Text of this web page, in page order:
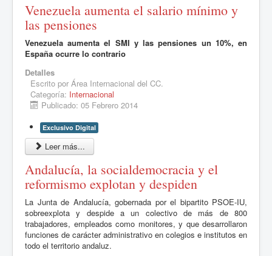
Venezuela aumenta el salario mínimo y
las pensiones
Venezuela aumenta el SMI y las pensiones un 10%, en
España ocurre lo contrario
Detalles
Escrito por Área Internacional del CC.
Categoría: Internacional
Publicado: 05 Febrero 2014
Exclusivo Digital
Leer más...
Andalucía, la socialdemocracia y el
reformismo explotan y despiden
La Junta de Andalucía, gobernada por el bipartito PSOE-IU,
sobreexplota y despide a un colectivo de más de 800
trabajadores, empleados como monitores, y que desarrollaron
funciones de carácter administrativo en colegios e institutos en
todo el territorio andaluz.